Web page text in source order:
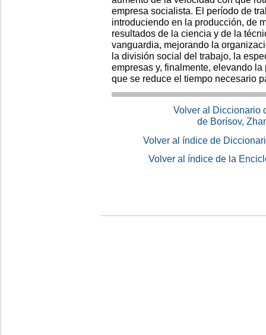
empresa socialista. El período de
introduciendo en la producción, de
resultados de la ciencia y de la
vanguardia, mejorando la
la división social del trabajo, la
empresas y, finalmente, elevando
que se reduce el tiempo necesario
Volver al Diccionario
de Borísov,
Volver al índice de
Volver al índice de la